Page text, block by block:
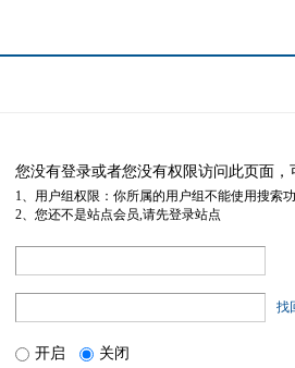
您没有登录或者您没有权限访问此页面
1、用户组权限：你所属的用户组不能使用搜索
2、您还不是站点会员,请先登录站点
找
开启 关闭